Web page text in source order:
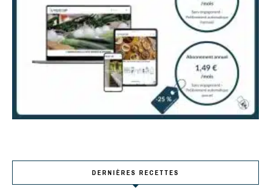
DERNIÈRES RECETTES